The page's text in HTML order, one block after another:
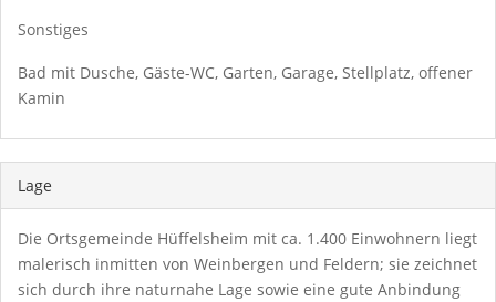
Sonstiges
Bad mit Dusche, Gäste-WC, Garten, Garage, Stellplatz, offener
Kamin
Lage
Die Ortsgemeinde Hüffelsheim mit ca. 1.400 Einwohnern liegt
malerisch inmitten von Weinbergen und Feldern; sie zeichnet
sich durch ihre naturnahe Lage sowie eine gute Anbindung